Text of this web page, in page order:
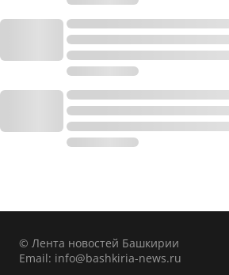
© Лента новостей Башкирии
Email: info@bashkiria-news.ru